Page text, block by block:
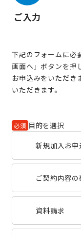
ご入力
下記のフォームに必
画面へ」ボタンを押
お申込みをいただき
いただきます。
必須 目的を選択
新規加入お申
ご契約内容
資料請求